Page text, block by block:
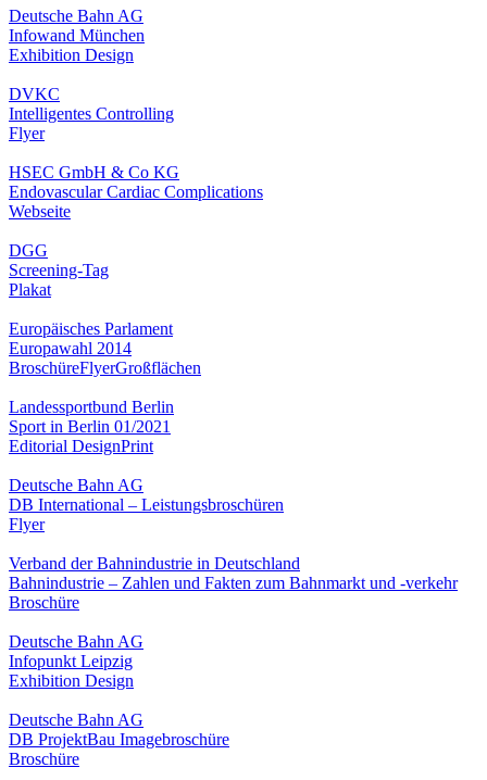
Deutsche Bahn AG
Infowand München
Exhibition Design
DVKC
Intelligentes Controlling
Flyer
HSEC GmbH & Co KG
Endovascular Cardiac Complications
Webseite
DGG
Screening-Tag
Plakat
Europäisches Parlament
Europawahl 2014
BroschüreFlyerGroßflächen
Landessportbund Berlin
Sport in Berlin 01/2021
Editorial DesignPrint
Deutsche Bahn AG
DB International – Leistungsbroschüren
Flyer
Verband der Bahnindustrie in Deutschland
Bahnindustrie – Zahlen und Fakten zum Bahnmarkt und -verkehr
Broschüre
Deutsche Bahn AG
Infopunkt Leipzig
Exhibition Design
Deutsche Bahn AG
DB ProjektBau Imagebroschüre
Broschüre